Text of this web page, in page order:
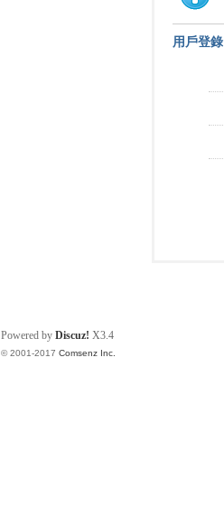
用戶登錄
Powered by Discuz! X3.4
© 2001-2017 Comsenz Inc.